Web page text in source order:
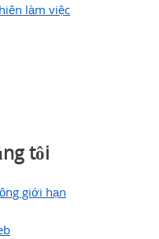
làm việc
tôi
giới hạn